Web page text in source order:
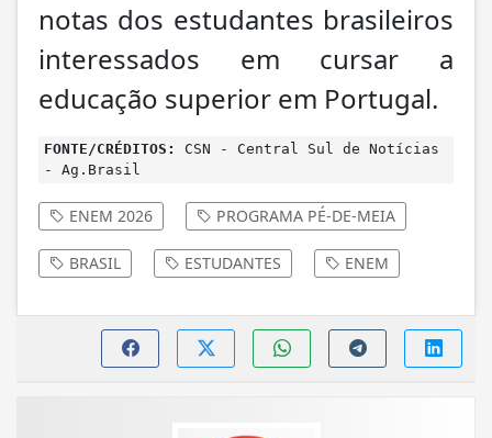
notas dos estudantes brasileiros
interessados em cursar a
educação superior em Portugal.
FONTE/CRÉDITOS:
CSN - Central Sul de Notícias
- Ag.Brasil
ENEM 2026 PROGRAMA PÉ-DE-MEIA
BRASIL ESTUDANTES ENEM